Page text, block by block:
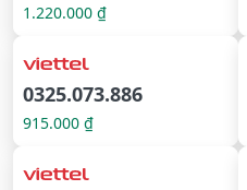
1.220.000 ₫
0325.073.886
915.000 ₫